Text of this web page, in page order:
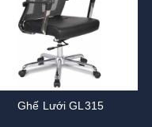
Ghế Lưới GL315